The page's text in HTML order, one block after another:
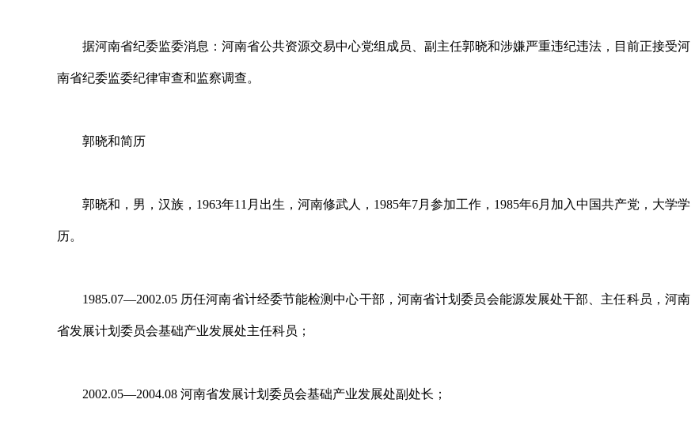
据河南省纪委监委消息：河南省公共资源交易中心党组成员、副主任郭晓和涉嫌严重违纪违法，目前正接受河
南省纪委监委纪律审查和监察调查。
郭晓和简历
郭晓和，男，汉族，1963年11月出生，河南修武人，1985年7月参加工作，1985年6月加入中国共产党，大学学
历。
1985.07—2002.05 历任河南省计经委节能检测中心干部，河南省计划委员会能源发展处干部、主任科员，河南
省发展计划委员会基础产业发展处主任科员；
2002.05—2004.08 河南省发展计划委员会基础产业发展处副处长；